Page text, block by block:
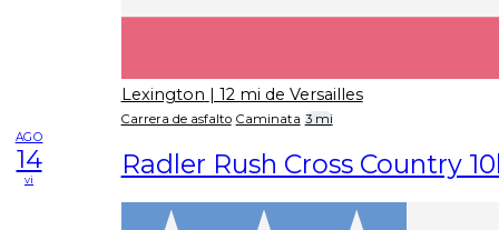
Lexington | 12 mi de Versailles
Carrera de asfalto Caminata 3 mi
AGO
14
vi Radler Rush Cross Country